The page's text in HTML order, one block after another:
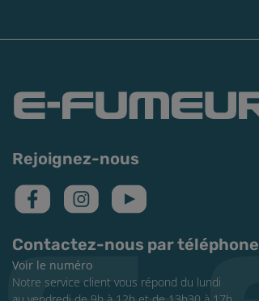
Rejoignez-nous
Contactez-nous par téléphone
Voir le numéro
Notre service client vous répond du lundi